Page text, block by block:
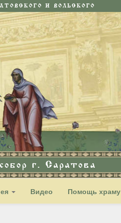
И ВОЛЬСКОГО
г. Саратова
Видео Помощь храму